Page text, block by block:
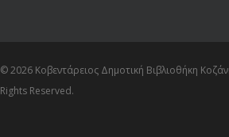
© 2026 Κοβεντάρειος Δημοτική Βιβλιοθήκη
Rights Reserved.